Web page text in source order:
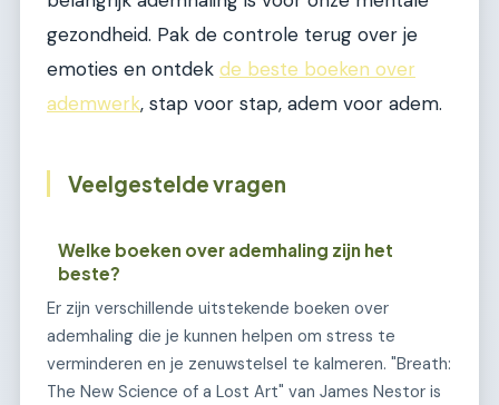
gezondheid. Pak de controle terug over je
emoties en ontdek de beste boeken over
ademwerk, stap voor stap, adem voor adem.
Veelgestelde vragen
Welke boeken over ademhaling zijn het
beste?
Er zijn verschillende uitstekende boeken over
ademhaling die je kunnen helpen om stress te
verminderen en je zenuwstelsel te kalmeren. "Breath:
The New Science of a Lost Art" van James Nestor is